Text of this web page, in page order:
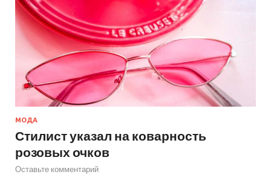
МОДА
Стилист указал на коварность
розовых очков
Оставьте комментарий